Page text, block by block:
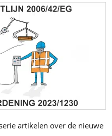
artikelen over de nieuwe